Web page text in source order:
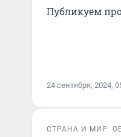
Публикуем
24 сентября, 2024,
СТРАНА И МИР